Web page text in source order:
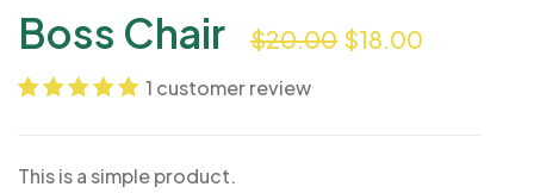
Boss Chair $20.00 $18.00
notation client
1 customer review
This is a simple product.